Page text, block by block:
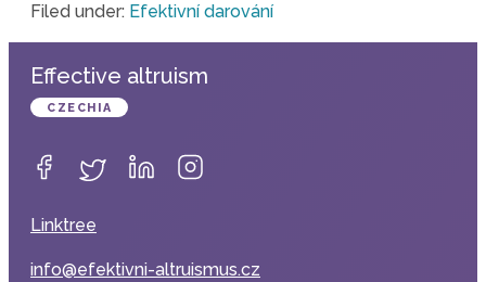
Filed under: Efektivní darování
Effective altruism
CZECHIA
Linktree
info@efektivni-altruismus.cz